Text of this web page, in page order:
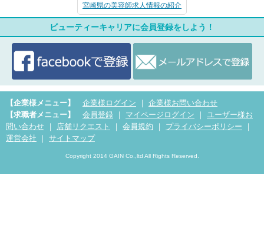
宮崎県の美容師求人情報の紹介
ビューティーキャリアに会員登録をしよう！
【企業様メニュー】 企業様ログイン ｜ 企業様お問い合わせ
【求職者メニュー】
会員登録 ｜ マイページログイン ｜
ユーザー様お
問い合わせ ｜ 店舗リクエスト ｜ 会員規約 ｜ プライバシーポリシー ｜
運営会社 ｜ サイトマップ
Copyright 2014 GAIN Co.,ltd All Rights Reserved.